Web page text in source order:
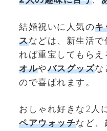
結婚祝いに人気のキ
スなどは、新生活
れば重宝してもら
オルやバスグッズな
ので喜ばれます。
おしゃれ好きな2人
ペアウォッチなど、